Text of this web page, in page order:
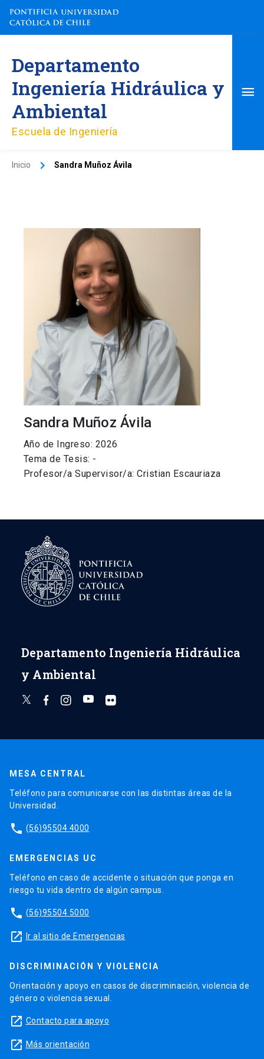
contenido
Departamento
Ingeniería Hidráulica y
Ambiental
Escuela de Ingeniería
Inicio Sandra Muñoz Ávila
Sandra Muñoz Ávila
Año de Ingreso: 2026
Tema de Tesis: -
Profesor/a Supervisor/a: Cristian Escauriaza
Departamento Ingeniería Hidráulica
y Ambiental
MESA CENTRAL
Teléfono para comunicarse con las distintas áreas de la
Universidad.
phone (56)95504 4000
EMERGENCIAS UC
Teléfono en caso de accidente o situación que ponga en
riesgo tu vida dentro de algún campus.
phone (56)95504 5000
launch Ir al sitio de Emergencias
DISCRIMINACIÓN Y VIOLENCIA
Orientación y apoyo en casos de discriminación, violencia de
género o violencia sexual.
launch Contacto para apoyo
launch Más orientación